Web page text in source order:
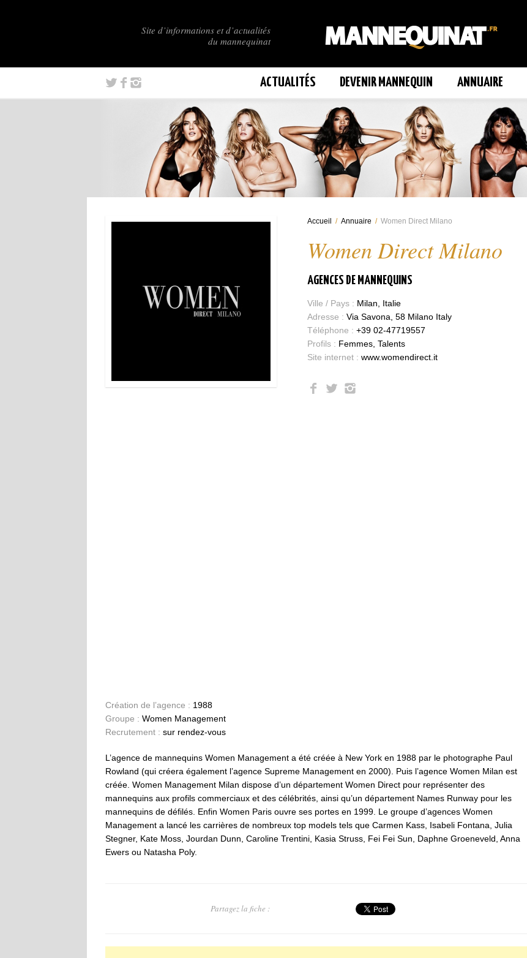
Site d’informations et d’actualités
du mannequinat
ACTUALITÉS DEVENIR MANNEQUIN ANNUAIRE
Accueil / Annuaire / Women Direct Milano
Women Direct Milano
AGENCES DE MANNEQUINS
Ville / Pays : Milan, Italie
Adresse : Via Savona, 58 Milano Italy
Téléphone : +39 02-47719557
Profils : Femmes, Talents
Site internet : www.womendirect.it
Création de l’agence : 1988
Groupe : Women Management
Recrutement : sur rendez-vous
L’agence de mannequins Women Management a été créée à New York en 1988 par le photographe Paul
Rowland (qui créera également l’agence Supreme Management en 2000). Puis l’agence Women Milan est
créée. Women Management Milan dispose d’un département Women Direct pour représenter des
mannequins aux profils commerciaux et des célébrités, ainsi qu’un département Names Runway pour les
mannequins de défilés. Enfin Women Paris ouvre ses portes en 1999. Le groupe d’agences Women
Management a lancé les carrières de nombreux top models tels que Carmen Kass, Isabeli Fontana, Julia
Stegner, Kate Moss, Jourdan Dunn, Caroline Trentini, Kasia Struss, Fei Fei Sun, Daphne Groeneveld, Anna
Ewers ou Natasha Poly.
Partagez la fiche :